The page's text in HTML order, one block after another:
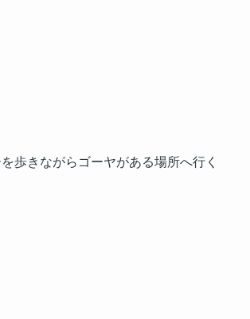
歩きながらゴーヤがある場所へ行く